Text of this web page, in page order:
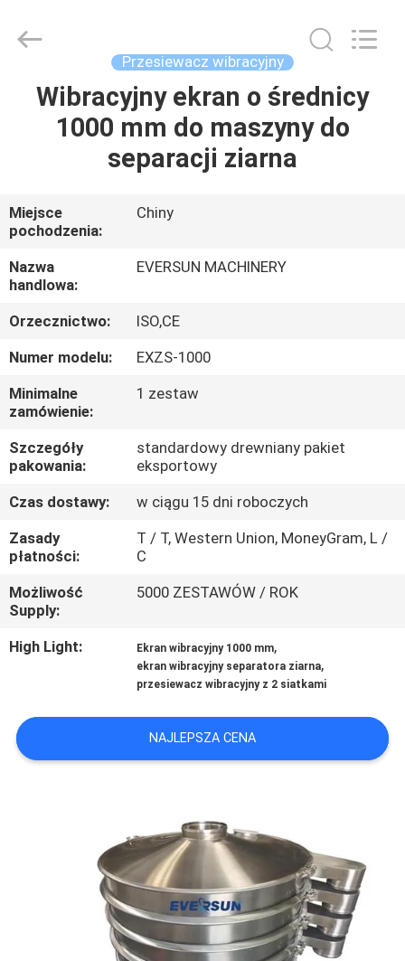
DOM
PRODUKTY
POKAZ
VR
O
NAS
WYCIECZKA
PO
FABRYCE
KONTROLA
JAKOŚCI
SKONTAKTUJ
SIĘ
Z
POPROSIĆ
POLITYKA
Przesiewacz wibracyjny
Wibracyjny ekran o średnicy
1000 mm do maszyny do
separacji ziarna
Miejsce
pochodzenia:
Chiny
Nazwa
handlowa:
EVERSUN MACHINERY
Orzecznictwo:
ISO,CE
Numer modelu:
EXZS-1000
Minimalne
zamówienie:
1 zestaw
Szczegóły
pakowania:
standardowy drewniany pakiet
eksportowy
Czas dostawy:
w ciągu 15 dni roboczych
Zasady
płatności:
T / T, Western Union, MoneyGram, L /
C
Możliwość
Supply:
5000 ZESTAWÓW / ROK
High Light: Ekran wibracyjny 1000 mm,
ekran wibracyjny separatora ziarna,
przesiewacz wibracyjny z 2 siatkami
NAJLEPSZA CENA